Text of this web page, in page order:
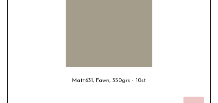
Matt631, Fawn, 350grs - 10st